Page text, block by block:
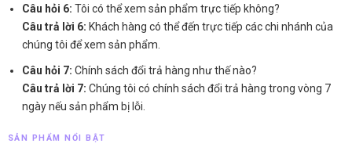
Câu hỏi 6: Tôi có thể xem sản phẩm trực tiếp không?
Câu trả lời 6: Khách hàng có thể đến trực tiếp các chi nhánh của
chúng tôi để xem sản phẩm.
Câu hỏi 7: Chính sách đổi trả hàng như thế nào?
Câu trả lời 7: Chúng tôi có chính sách đổi trả hàng trong vòng 7
ngày nếu sản phẩm bị lỗi.
SẢN PHẨM NỔI BẬT